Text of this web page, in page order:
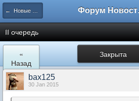
← Новые Водники
II очередь
Закрыта
«
Назад
bax125
30 Jan 2015